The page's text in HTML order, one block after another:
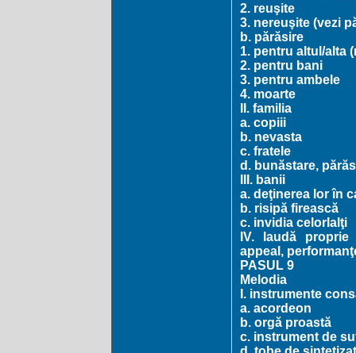
2. reuşite
3. nereuşite (vezi
b. părăsire
1. pentru altul/alta
2. pentru bani
3. pentru ambele
4. moarte
II. familia
a. copiii
b. nevasta
c. fratele
d. bunăstare,
III. banii
a. deţinerea lor în
b. risipă firească
c. invidia celorlalţi
IV. laudă proprie
appeal,
PASUL 9
Melodia
I. instrumente
a. acordeon
b. orgă proastă
c. instrument de